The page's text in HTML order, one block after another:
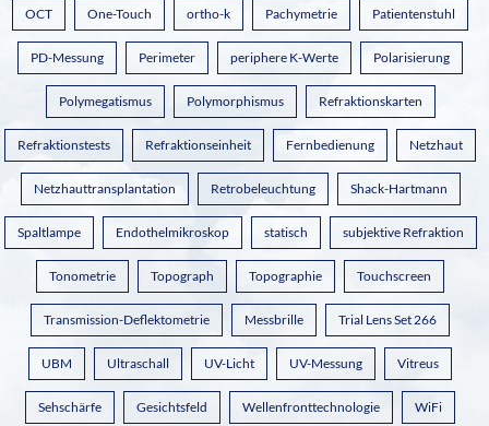
OCT One-Touch ortho-k Pachymetrie Patientenstuhl
PD-Messung Perimeter periphere K-Werte Polarisierung
Polymegatismus Polymorphismus Refraktionskarten
Refraktionstests Refraktionseinheit Fernbedienung Netzhaut
Netzhauttransplantation Retrobeleuchtung Shack-Hartmann
Spaltlampe Endothelmikroskop statisch subjektive Refraktion
Tonometrie Topograph Topographie Touchscreen
Transmission-Deflektometrie Messbrille Trial Lens Set 266
UBM Ultraschall UV-Licht UV-Messung Vitreus
Sehschärfe Gesichtsfeld Wellenfronttechnologie WiFi